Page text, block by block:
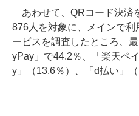
あわせて、QRコード決済
876人を対象に、メインで
ービスを調査したところ、
yPay」で44.2％、「楽天ペ
y」（13.6％）、「d払い」